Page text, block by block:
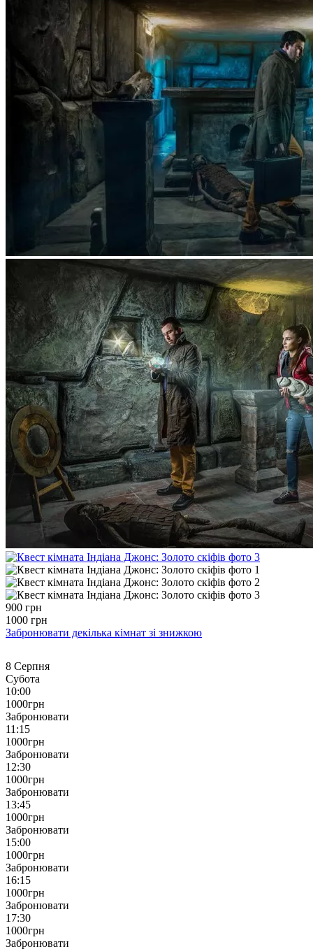
900 грн
1000 грн
Забронювати декілька кімнат зі знижкою
8 Серпня
Субота
10:00
1000грн
Забронювати
11:15
1000грн
Забронювати
12:30
1000грн
Забронювати
13:45
1000грн
Забронювати
15:00
1000грн
Забронювати
16:15
1000грн
Забронювати
17:30
1000грн
Забронювати